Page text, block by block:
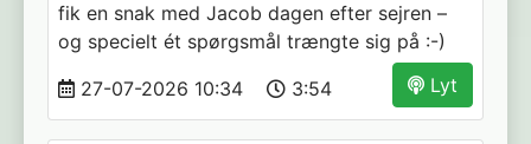
fik en snak med Jacob dagen efter sejren –
og specielt ét spørgsmål trængte sig på :-)
Lyt
27-07-2026 10:34 3:54